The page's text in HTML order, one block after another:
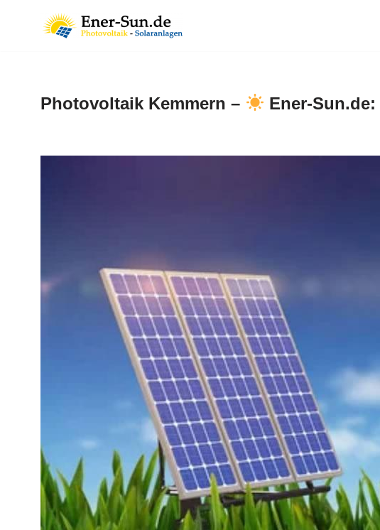
Photovoltaik Kemmern – Ener-